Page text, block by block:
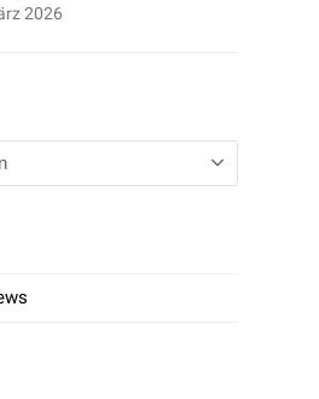
2026